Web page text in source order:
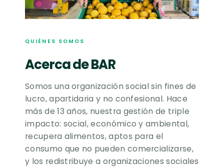
QUIÉNES SOMOS
Acerca de BAR
Somos una organización social sin fines de
lucro, apartidaria y no confesional. Hace
más de 13 años, nuestra gestión de triple
impacto: social, económico y ambiental,
recupera alimentos, aptos para el
consumo que no pueden comercializarse,
y los redistribuye a organizaciones sociales